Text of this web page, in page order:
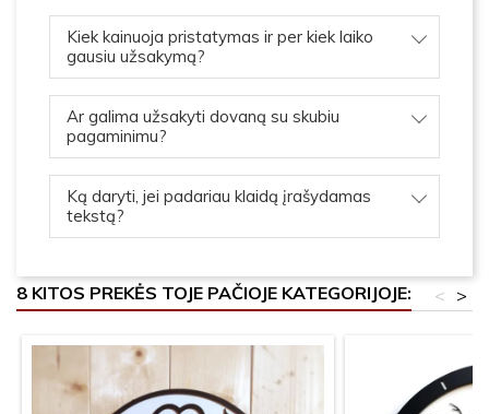
Kiek kainuoja pristatymas ir per kiek laiko
gausiu užsakymą?
Ar galima užsakyti dovaną su skubiu
pagaminimu?
Ką daryti, jei padariau klaidą įrašydamas
tekstą?
8 KITOS PREKĖS TOJE PAČIOJE KATEGORIJOJE: >
<